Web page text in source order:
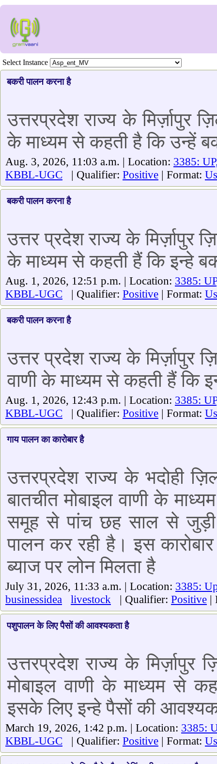
Select Instance
बकरी पालन करना है
उत्तरप्रदेश राज्य के मिर्ज़ापुर
के माध्यम से कहती है कि उन्हें
Aug. 3, 2026, 11:03 a.m. | Location: 3385:
KBBL-UGC | Qualifier: Positive | Format:
बकरी पालन करना है
उत्तर प्रदेश राज्य के मिर्ज़ापुर
के माध्यम से कहती हैं कि इन्हे
Aug. 1, 2026, 12:51 p.m. | Location: 3385:
KBBL-UGC | Qualifier: Positive | Format:
बकरी पालन करना है
उत्तर प्रदेश राज्य के मिर्ज़ापुर
वाणी के माध्यम से कहती हैं कि
Aug. 1, 2026, 12:43 p.m. | Location: 3385:
KBBL-UGC | Qualifier: Positive | Format:
गाय पालन का कारोबार है
उत्तरप्रदेश राज्य के भदोही
बातचीत मोबाइल वाणी के
समूह से पांच छह साल से
पालन कर रही है। इस
ब्याज पर लोन मिलता है
July 31, 2026, 11:33 a.m. | Location: 3385:
businessidea
livestock | Qualifier: Positive |
पशुपालन के लिए पैसों की आवश्यकता है
उत्तरप्रदेश राज्य के मिर्ज़ापुर
मोबाइल वाणी के माध्यम से
इसके लिए इन्हे पैसों की
March 19, 2026, 1:42 p.m. | Location: 3385:
KBBL-UGC | Qualifier: Positive | Format: